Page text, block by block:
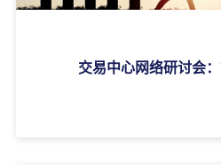
交易中心网络研讨会：